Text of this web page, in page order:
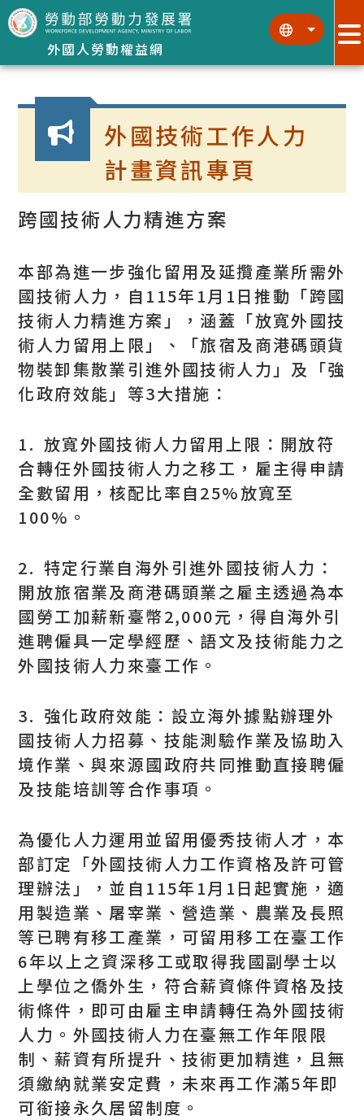
跳到主要內容區塊
外國人勞動權益網
::: :::
:::
外國技術工作人力
計畫資訊專頁
跨國技術人力精進方案
本部為進一步強化留用及延攬產業所需外
國技術人力，自115年1月1日推動「跨國
技術人力精進方案」，涵蓋「放寬外國技
術人力留用上限」、「旅宿及商港碼頭貨
物裝卸集散業引進外國技術人力」及「強
化政府效能」等3大措施：
1. 放寬外國技術人力留用上限：開放符
合轉任外國技術人力之移工，雇主得申請
全數留用，核配比率自25%放寬至
100%。
2. 特定行業自海外引進外國技術人力：
開放旅宿業及商港碼頭業之雇主透過為本
國勞工加薪新臺幣2,000元，得自海外引
進聘僱具一定學經歷、語文及技術能力之
外國技術人力來臺工作。
3. 強化政府效能：設立海外據點辦理外
國技術人力招募、技能測驗作業及協助入
境作業、與來源國政府共同推動直接聘僱
及技能培訓等合作事項。
為優化人力運用並留用優秀技術人才，本
部訂定「外國技術人力工作資格及許可管
理辦法」，並自115年1月1日起實施，適
用製造業、屠宰業、營造業、農業及長照
等已聘有移工產業，可留用移工在臺工作
6年以上之資深移工或取得我國副學士以
上學位之僑外生，符合薪資條件資格及技
術條件，即可由雇主申請轉任為外國技術
人力。外國技術人力在臺無工作年限限
制、薪資有所提升、技術更加精進，且無
須繳納就業安定費，未來再工作滿5年即
可銜接永久居留制度。